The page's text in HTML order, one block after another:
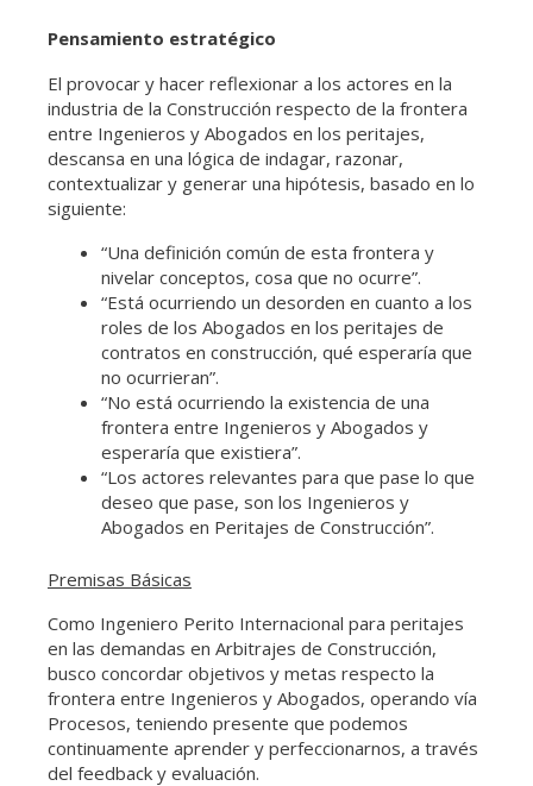
Pensamiento estratégico
El provocar y hacer reflexionar a los actores en la
industria de la Construcción respecto de la frontera
entre Ingenieros y Abogados en los peritajes,
descansa en una lógica de indagar, razonar,
contextualizar y generar una hipótesis, basado en lo
siguiente:
“Una definición común de esta frontera y
nivelar conceptos, cosa que no ocurre”.
“Está ocurriendo un desorden en cuanto a los
roles de los Abogados en los peritajes de
contratos en construcción, qué esperaría que
no ocurrieran”.
“No está ocurriendo la existencia de una
frontera entre Ingenieros y Abogados y
esperaría que existiera”.
“Los actores relevantes para que pase lo que
deseo que pase, son los Ingenieros y
Abogados en Peritajes de Construcción”.
Premisas Básicas
Como Ingeniero Perito Internacional para peritajes
en las demandas en Arbitrajes de Construcción,
busco concordar objetivos y metas respecto la
frontera entre Ingenieros y Abogados, operando vía
Procesos, teniendo presente que podemos
continuamente aprender y perfeccionarnos, a través
del feedback y evaluación.